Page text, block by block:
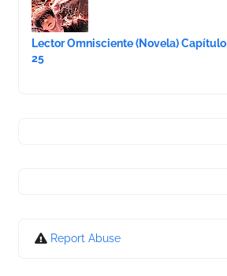
Lector Omnisciente (Novela) Capítulo
25
Report Abuse